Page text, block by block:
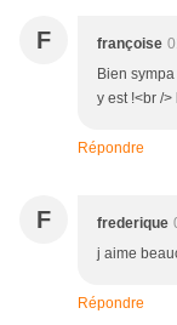
F françoise
Bien
y est !<br /
Répondre
F frederique
j aime
Répondre